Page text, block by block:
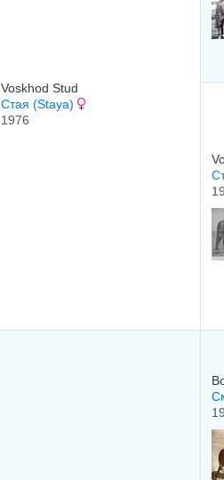
Voskhod Stud
Стая (Staya)
1976